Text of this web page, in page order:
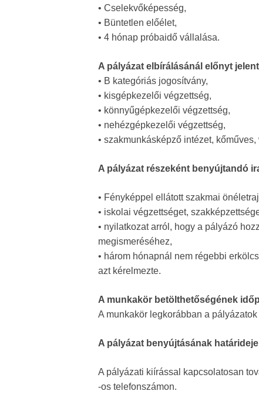
• Cselekvőképesség,
• Büntetlen előélet,
• 4 hónap próbaidő vállalása.
A pályázat elbírálásánál előnyt
• B kategóriás jogosítvány,
• kisgépkezelői végzettség,
• könnyűgépkezelői végzettség,
• nehézgépkezelői végzettség,
• szakmunkásképző intézet,
A pályázat részeként benyújtandó
• Fényképpel ellátott szakmai
• iskolai végzettséget,
• nyilatkozat arról, hogy a pályázó
megismeréséhez,
• három hónapnál nem régebbi
azt kérelmezte.
A munkakör betölthetőségének
A munkakör legkorábban a
A pályázat benyújtásának
A pályázati kiírással kapcsolatosan
-os telefonszámon.